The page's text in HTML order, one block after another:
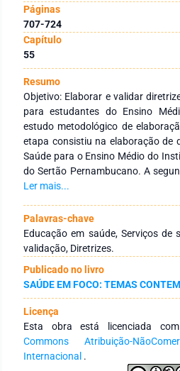
Páginas
707-724
Capítulo
55
Resumo
Objetivo: Elaborar e validar
para estudantes do Ensino
estudo metodológico de
etapa consistiu na elaboração de
Saúde para o Ensino Médio do
do Sertão Pernambucano. A
das diretrizes por 15 juízes
validação semântica das
utilizado para validação.
estudo foram construídos 79
eixos. Na etapa de validação de
distribuídos em oito eixos, foram
Eixo Saúde Bucal não foi
instrumento Diretrizes de
Médio foi validado com 91% de
especialistas. Na última etapa
população alvo analisou os
instrumento e validaram com
Ler mais...
Palavras-chave
Educação em saúde, Serviços de
validação, Diretrizes.
Publicado no livro
SAÚDE EM FOCO: TEMAS
Licença
Esta obra está licenciada
Commons Atribuição-
Internacional .